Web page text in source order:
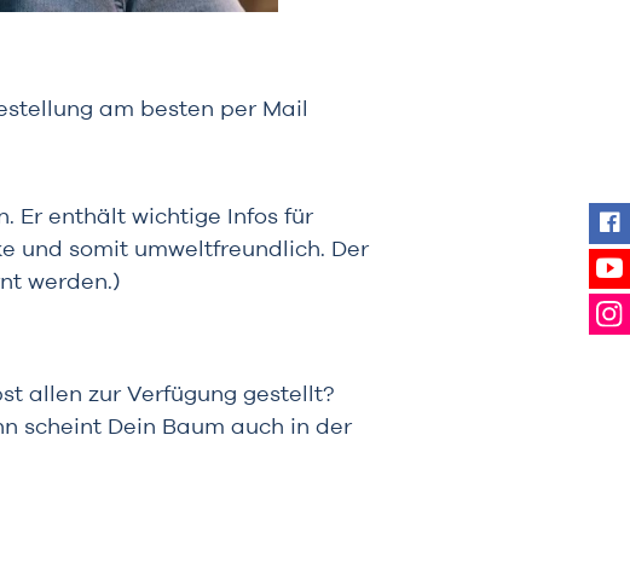
am besten per Mail
Er enthält wichtige Infos für
und somit umweltfreundlich. Der
werden.)
allen zur Verfügung gestellt?
scheint Dein Baum auch in der